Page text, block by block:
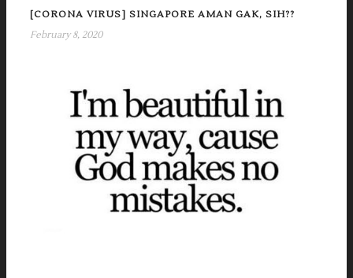
[CORONA VIRUS] SINGAPORE AMAN GAK, SIH??
February 8, 2020